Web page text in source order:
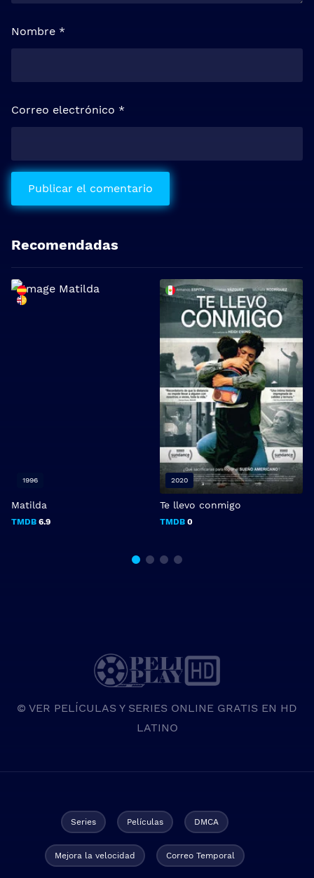
Nombre *
Correo electrónico *
Recomendadas
Matilda
TMDB 6.9
1996
Te llevo conmigo
TMDB 0
2020
© VER PELÍCULAS Y SERIES ONLINE GRATIS EN HD
LATINO
Series Películas DMCA
Mejora la velocidad Correo Temporal